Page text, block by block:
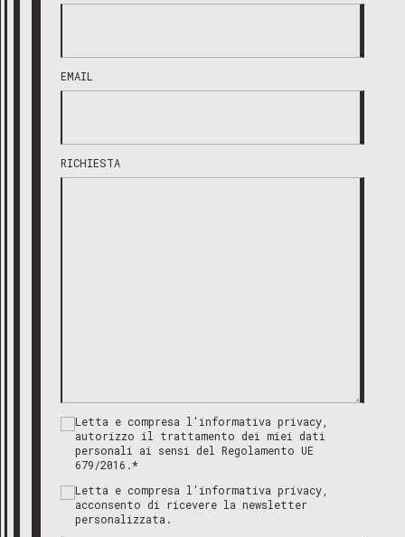
EMAIL
RICHIESTA
Letta e compresa l'informativa privacy,
autorizzo il trattamento dei miei dati
personali ai sensi del Regolamento UE
679/2016.*
Letta e compresa l'informativa privacy,
acconsento di ricevere la newsletter
personalizzata.